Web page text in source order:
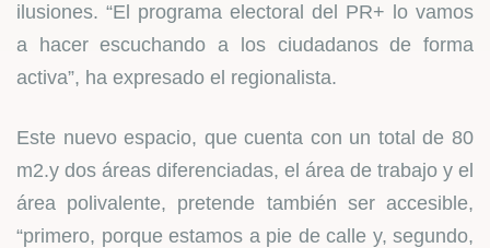
ilusiones. “El programa electoral del PR+ lo vamos
a hacer escuchando a los ciudadanos de forma
activa”, ha expresado el regionalista.
Este nuevo espacio, que cuenta con un total de 80
m2.y dos áreas diferenciadas, el área de trabajo y el
área polivalente, pretende también ser accesible,
“primero, porque estamos a pie de calle y, segundo,